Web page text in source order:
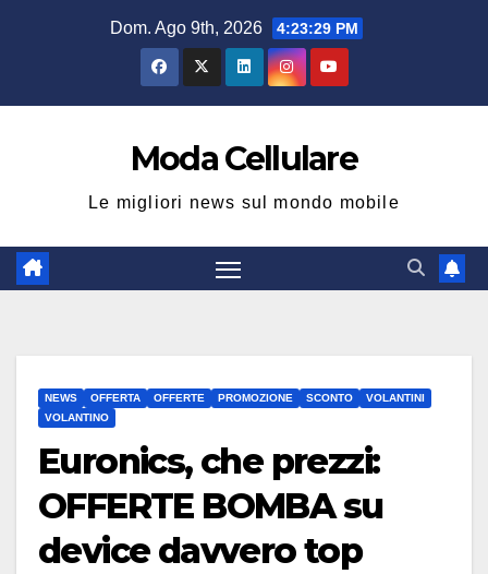
Dom. Ago 9th, 2026 4:23:30 PM
Moda Cellulare
Le migliori news sul mondo mobile
NEWS OFFERTA OFFERTE PROMOZIONE SCONTO
VOLANTINI
VOLANTINO
Euronics, che prezzi:
OFFERTE BOMBA su
device davvero top